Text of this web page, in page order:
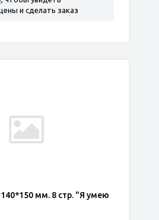
и сделать заказ
мм. 8 стр. "Я умею